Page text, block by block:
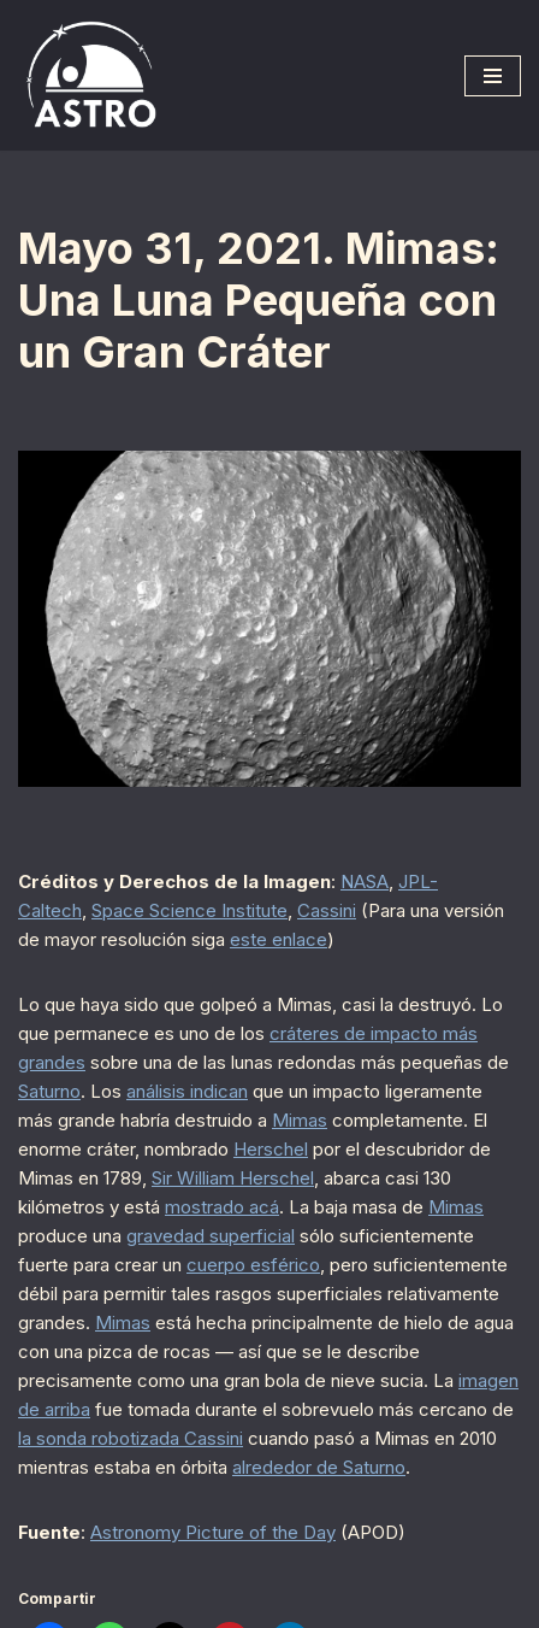
Saltar
al
contenido
Mayo 31, 2021. Mimas:
Una Luna Pequeña con
un Gran Cráter
Créditos y Derechos de la Imagen: NASA, JPL-
Caltech, Space Science Institute, Cassini (Para una versión
de mayor resolución siga este enlace)
Lo que haya sido que golpeó a Mimas, casi la destruyó. Lo
que permanece es uno de los cráteres de impacto más
grandes sobre una de las lunas redondas más pequeñas de
Saturno. Los análisis indican que un impacto ligeramente
más grande habría destruido a Mimas completamente. El
enorme cráter, nombrado Herschel por el descubridor de
Mimas en 1789, Sir William Herschel, abarca casi 130
kilómetros y está mostrado acá. La baja masa de Mimas
produce una gravedad superficial sólo suficientemente
fuerte para crear un cuerpo esférico, pero suficientemente
débil para permitir tales rasgos superficiales relativamente
grandes. Mimas está hecha principalmente de hielo de agua
con una pizca de rocas — así que se le describe
precisamente como una gran bola de nieve sucia. La imagen
de arriba fue tomada durante el sobrevuelo más cercano de
la sonda robotizada Cassini cuando pasó a Mimas en 2010
mientras estaba en órbita alrededor de Saturno.
Fuente: Astronomy Picture of the Day (APOD)
Compartir